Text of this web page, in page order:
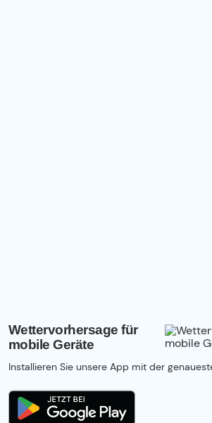
Wettervorhersage für
mobile Geräte
Installieren Sie unsere App mit der